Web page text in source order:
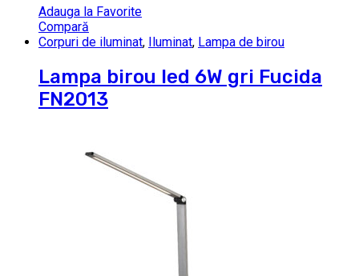
Adauga la Favorite
Compară
Corpuri de iluminat, Iluminat, Lampa de birou
Lampa birou led 6W gri Fucida
FN2013